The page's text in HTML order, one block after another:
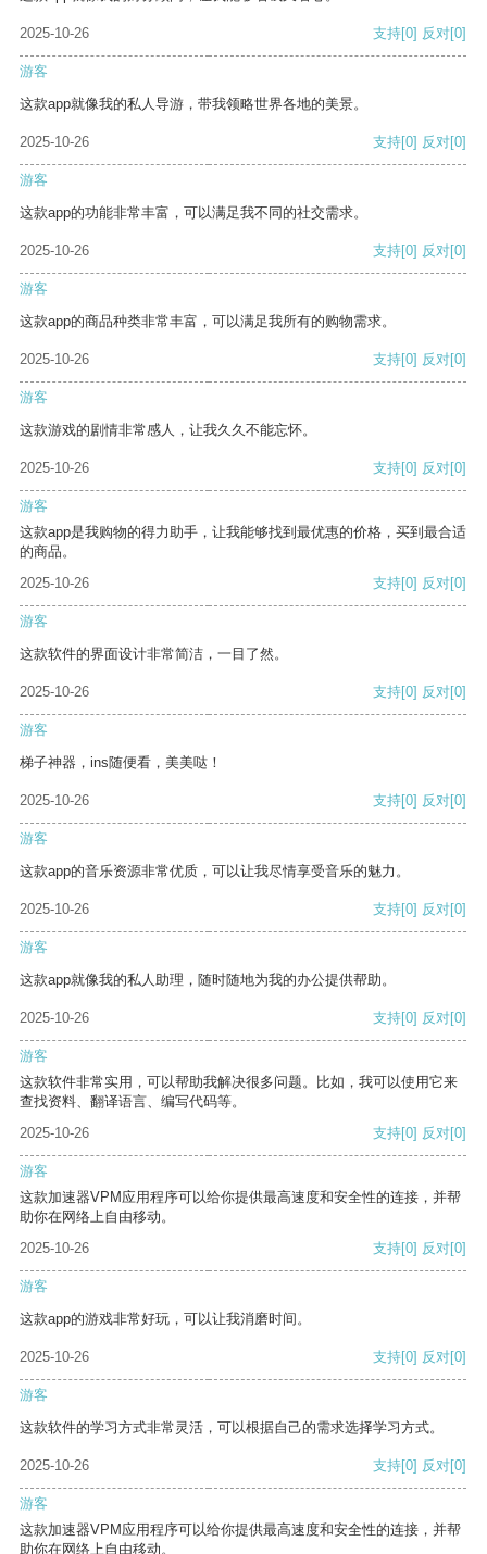
2025-10-26 支持[0] 反对[0]
游客
这款app就像我的私人导游，带我领略世界各地的美景。
2025-10-26 支持[0] 反对[0]
游客
这款app的功能非常丰富，可以满足我不同的社交需求。
2025-10-26 支持[0] 反对[0]
游客
这款app的商品种类非常丰富，可以满足我所有的购物需求。
2025-10-26 支持[0] 反对[0]
游客
这款游戏的剧情非常感人，让我久久不能忘怀。
2025-10-26 支持[0] 反对[0]
游客
这款app是我购物的得力助手，让我能够找到最优惠的价格，买到最合适
的商品。
2025-10-26
支持[0] 反对[0]
游客
这款软件的界面设计非常简洁，一目了然。
2025-10-26 支持[0] 反对[0]
游客
梯子神器，ins随便看，美美哒！
2025-10-26 支持[0] 反对[0]
游客
这款app的音乐资源非常优质，可以让我尽情享受音乐的魅力。
2025-10-26 支持[0] 反对[0]
游客
这款app就像我的私人助理，随时随地为我的办公提供帮助。
2025-10-26 支持[0] 反对[0]
游客
这款软件非常实用，可以帮助我解决很多问题。比如，我可以使用它来
查找资料、翻译语言、编写代码等。
2025-10-26
支持[0] 反对[0]
游客
这款加速器VPM应用程序可以给你提供最高速度和安全性的连接，并帮
助你在网络上自由移动。
2025-10-26
支持[0] 反对[0]
游客
这款app的游戏非常好玩，可以让我消磨时间。
2025-10-26 支持[0] 反对[0]
游客
这款软件的学习方式非常灵活，可以根据自己的需求选择学习方式。
2025-10-26 支持[0] 反对[0]
游客
这款加速器VPM应用程序可以给你提供最高速度和安全性的连接，并帮
助你在网络上自由移动。